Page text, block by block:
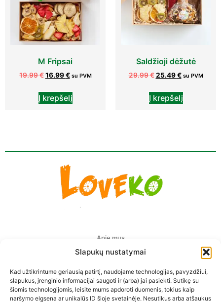
Slapukų nustatymai
Kad užtikrintume geriausią patirtį, naudojame technologijas, pavyzdžiui,
slapukus, įrenginio informacijai saugoti ir (arba) jai pasiekti. Sutikę su
šiomis technologijomis, leisite mums apdoroti duomenis, tokius kaip
naršymo elgsena ar unikalūs ID šioje svetainėje. Nesutikus arba atšaukus
M Fripsai
19.99€ 16.99€ su PVM
Į krepšelį
Saldžioji dėžutė
29.99€ 25.49€ su PVM
Į krepšelį
Apie mus
Pristatymas Europoje
Privatumo politika
Prekių pirkimo-pardavimo taisyklės